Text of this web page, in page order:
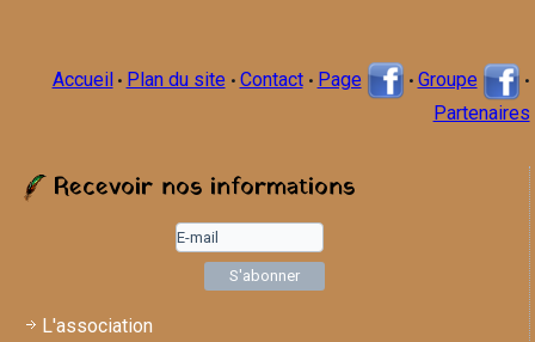
Accueil • Plan du site • Contact • Page • Groupe •
Partenaires
Recevoir nos informations
L'association